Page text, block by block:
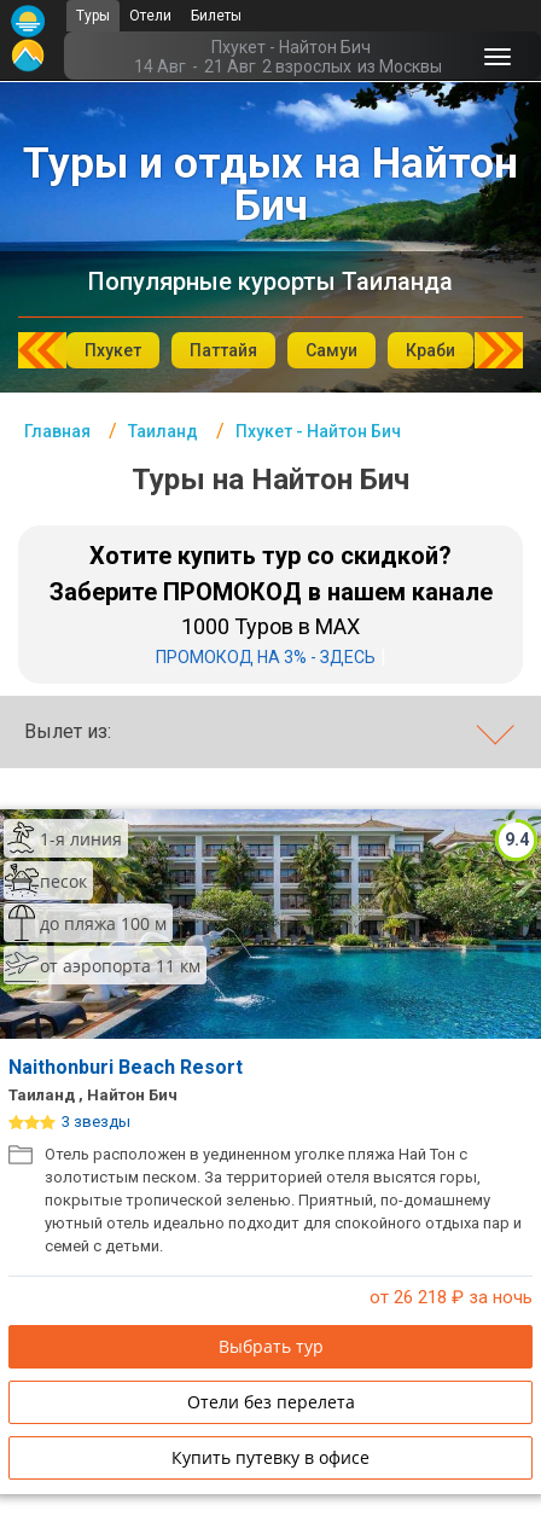
Туры Отели Билеты
Пхукет - Найтон Бич
14 Авг - 21 Авг 2 взрослых из Москвы
Туры и отдых на Найтон
Бич
Популярные курорты Таиланда
Пхукет Паттайя Самуи Краби Као
Главная Таиланд Пхукет - Найтон Бич
Туры на Найтон Бич
Хотите купить тур со скидкой?
Заберите ПРОМОКОД в нашем канале
1000 Туров в MAX
ПРОМОКОД НА 3% - ЗДЕСЬ
Вылет из:
9.4
1-я линия
песок
до пляжа 100 м
от аэропорта 11 км
Naithonburi Beach Resort
Таиланд , Найтон Бич
3 звезды
Отель расположен в уединенном уголке пляжа Най Тон с
золотистым песком. За территорией отеля высятся горы,
покрытые тропической зеленью. Приятный, по-домашнему
уютный отель идеально подходит для спокойного отдыха пар и
семей с детьми.
от 26 218 ₽ за ночь
Выбрать тур
Отели без перелета
Купить путевку в офисе
Главная
Офис г. Москва
Подборки отелей
Турция
Таиланд
ОАЭ
Египет
Бали
Северный Гоа
Занзибар
Абхазия
Большой Сочи
Кав Мин Воды
Экскурсионные туры
VIP отели 5 звезд
ТОП 10 лучших отелей 5*
Лучшие отели 3* звезды
Сетевые отели Турции